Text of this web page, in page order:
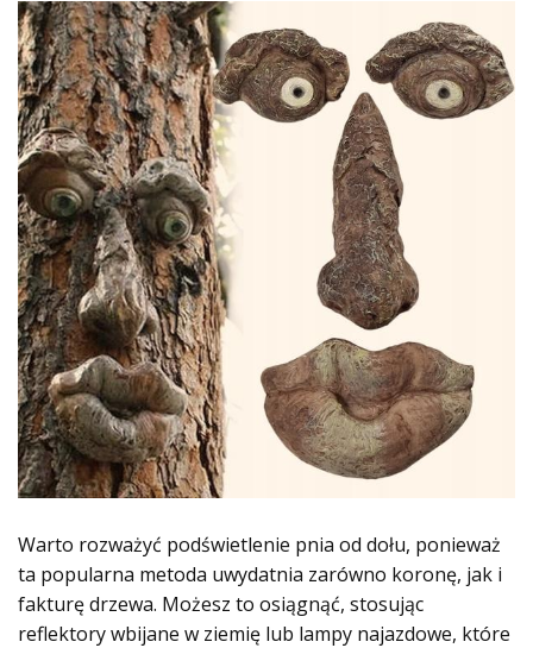
Warto rozważyć podświetlenie pnia od dołu, ponieważ
ta popularna metoda uwydatnia zarówno koronę, jak i
fakturę drzewa. Możesz to osiągnąć, stosując
reflektory wbijane w ziemię lub lampy najazdowe, które